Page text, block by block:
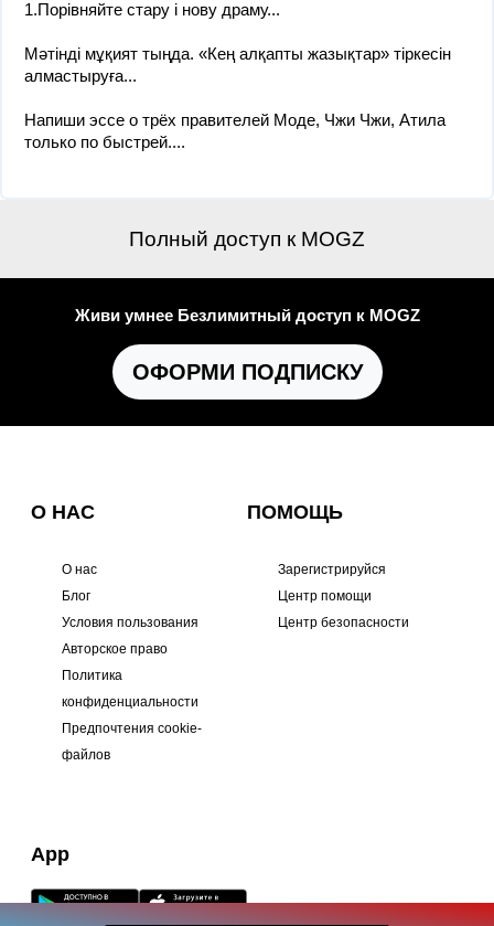
1.Порівняйте стару і нову драму​...
Мәтінді мұқият тыңда. «Кең алқапты жазықтар» тіркесін
алмастыруға...
Напиши эссе о трёх правителей Моде, Чжи Чжи, Атила
только по быстрей....
Полный доступ к MOGZ
Живи умнее Безлимитный доступ к MOGZ
ОФОРМИ ПОДПИСКУ
О НАС
О нас
Блог
Условия пользования
Авторское право
Политика
конфиденциальности
Предпочтения cookie-
файлов
ПОМОЩЬ
Зарегистрируйся
Центр помощи
Центр безопасности
App